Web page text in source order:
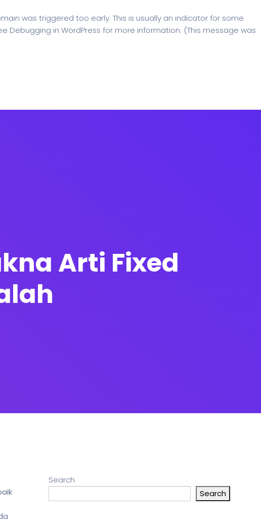
was triggered too early. This is usually an indicator for some
Debugging in WordPress for more information. (This message was
Arti Fixed
Search
Search